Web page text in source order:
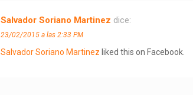
Salvador Soriano Martinez dice:
23/02/2015 a las 2:33 PM
Salvador Soriano Martinez liked this on Facebook.